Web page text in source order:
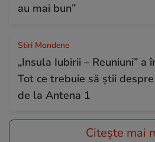
au mai bun”
Stiri Mondene
„Insula Iubirii – Reuniuni” a
Tot ce trebuie să știi
de la Antena 1
Citește mai